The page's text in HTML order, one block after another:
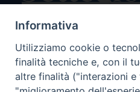
Direttore
Editore e Proprietà Opera di
Informativa
Utilizziamo cookie o
finalità tecniche e, con il
altre finalità ("interazioni e